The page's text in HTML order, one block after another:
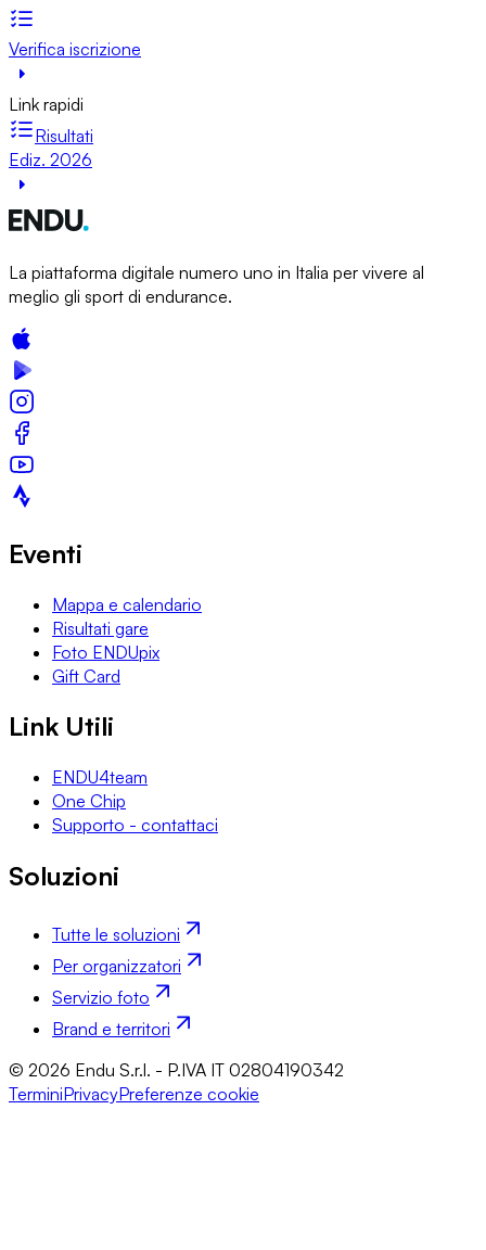
Verifica iscrizione
Link rapidi
Risultati
Ediz. 2026
La piattaforma digitale numero uno in Italia per vivere al
meglio gli sport di endurance.
Eventi
Mappa e calendario
Risultati gare
Foto ENDUpix
Gift Card
Link Utili
ENDU4team
One Chip
Supporto - contattaci
Soluzioni
Tutte le soluzioni
Per organizzatori
Servizio foto
Brand e territori
© 2026 Endu S.r.l. - P.IVA IT 02804190342
TerminiPrivacyPreferenze cookie